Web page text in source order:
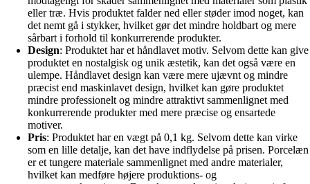
eller træ. Hvis produktet falder ned eller støder imod noget, kan
det nemt gå i stykker, hvilket gør det mindre holdbart og mere
sårbart i forhold til konkurrerende produkter.
Design: Produktet har et håndlavet motiv. Selvom dette kan give
produktet en nostalgisk og unik æstetik, kan det også være en
ulempe. Håndlavet design kan være mere ujævnt og mindre
præcist end maskinlavet design, hvilket kan gøre produktet
mindre professionelt og mindre attraktivt sammenlignet med
konkurrerende produkter med mere præcise og ensartede
motiver.
Pris: Produktet har en vægt på 0,1 kg. Selvom dette kan virke
som en lille detalje, kan det have indflydelse på prisen. Porcelæn
er et tungere materiale sammenlignet med andre materialer,
hvilket kan medføre højere produktions- og